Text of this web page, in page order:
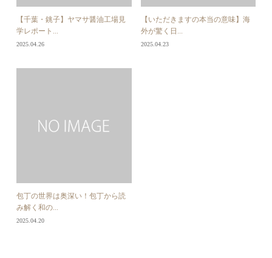
【千葉・銚子】ヤマサ醤油工場見
学レポート...
2025.04.26
【いただきますの本当の意味】海
外が驚く日...
2025.04.23
包丁の世界は奥深い！包丁から読
み解く和の...
2025.04.20